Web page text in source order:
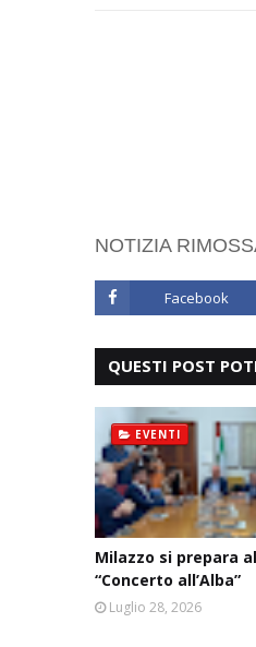
NOTIZIA
Facebook
QUESTI POST
EVENTI
Milazzo si prepara
“Concerto all’Alba”
Luglio 28, 2026